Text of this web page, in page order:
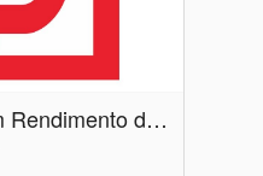
Loja Comercial com Rendimento de 4,8%